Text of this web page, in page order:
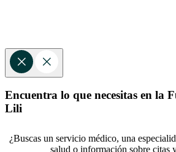
Encuentra lo que necesitas en la
Lili
¿Buscas un servicio médico, una
salud o información sobre citas